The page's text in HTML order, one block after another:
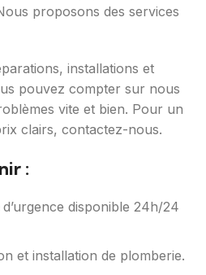
proposons des services
installations et
pouvez compter sur nous
vite et bien. Pour un
clairs, contactez-nous.
:
d’urgence disponible 24h/24
et installation de plomberie.